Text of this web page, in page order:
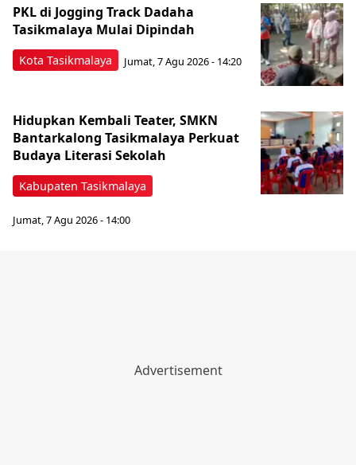
Kota Tasikmalaya
PKL di Jogging Track Dadaha
Tasikmalaya Mulai Dipindah
Jumat, 7 Agu 2026 - 14:20
Kabupaten Tasikmalaya
Hidupkan Kembali Teater, SMKN
Bantarkalong Tasikmalaya Perkuat
Budaya Literasi Sekolah
Jumat, 7 Agu 2026 - 14:00